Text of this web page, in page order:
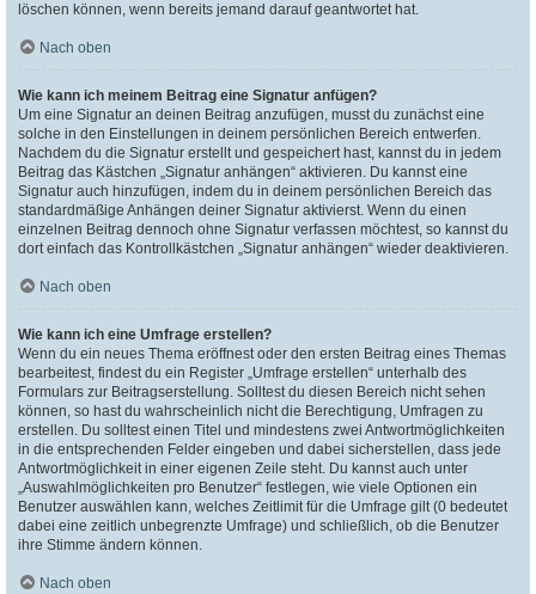
löschen können, wenn bereits jemand darauf geantwortet hat.
Nach oben
Wie kann ich meinem Beitrag eine Signatur anfügen?
Um eine Signatur an deinen Beitrag anzufügen, musst du zunächst eine
solche in den Einstellungen in deinem persönlichen Bereich entwerfen.
Nachdem du die Signatur erstellt und gespeichert hast, kannst du in jedem
Beitrag das Kästchen „Signatur anhängen“ aktivieren. Du kannst eine
Signatur auch hinzufügen, indem du in deinem persönlichen Bereich das
standardmäßige Anhängen deiner Signatur aktivierst. Wenn du einen
einzelnen Beitrag dennoch ohne Signatur verfassen möchtest, so kannst du
dort einfach das Kontrollkästchen „Signatur anhängen“ wieder deaktivieren.
Nach oben
Wie kann ich eine Umfrage erstellen?
Wenn du ein neues Thema eröffnest oder den ersten Beitrag eines Themas
bearbeitest, findest du ein Register „Umfrage erstellen“ unterhalb des
Formulars zur Beitragserstellung. Solltest du diesen Bereich nicht sehen
können, so hast du wahrscheinlich nicht die Berechtigung, Umfragen zu
erstellen. Du solltest einen Titel und mindestens zwei Antwortmöglichkeiten
in die entsprechenden Felder eingeben und dabei sicherstellen, dass jede
Antwortmöglichkeit in einer eigenen Zeile steht. Du kannst auch unter
„Auswahlmöglichkeiten pro Benutzer“ festlegen, wie viele Optionen ein
Benutzer auswählen kann, welches Zeitlimit für die Umfrage gilt (0 bedeutet
dabei eine zeitlich unbegrenzte Umfrage) und schließlich, ob die Benutzer
ihre Stimme ändern können.
Nach oben